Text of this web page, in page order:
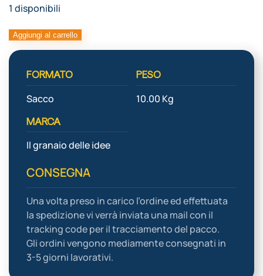
1 disponibili
COMPLETO
CEREALI
quantità
Aggiungi al carrello
FORMATO
Sacco
PESO
10.00 Kg
MARCA
Il granaio delle idee
CONSEGNA
Una volta preso in carico l’ordine ed effettuata
la spedizione vi verrà inviata una mail con il
tracking code per il tracciamento del pacco.
Gli ordini vengono mediamente consegnati in
3-5 giorni lavorativi.